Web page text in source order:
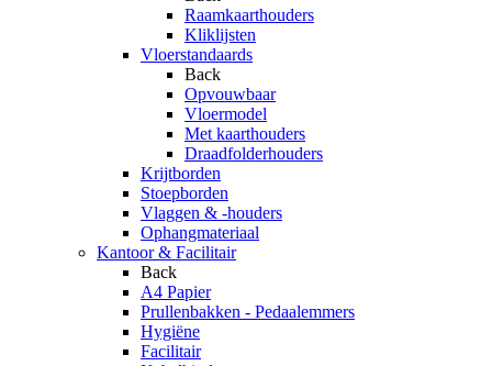
Raamkaarthouders
Kliklijsten
Vloerstandaards
Back
Opvouwbaar
Vloermodel
Met kaarthouders
Draadfolderhouders
Krijtborden
Stoepborden
Vlaggen & -houders
Ophangmateriaal
Kantoor & Facilitair
Back
A4 Papier
Prullenbakken - Pedaalemmers
Hygiëne
Facilitair